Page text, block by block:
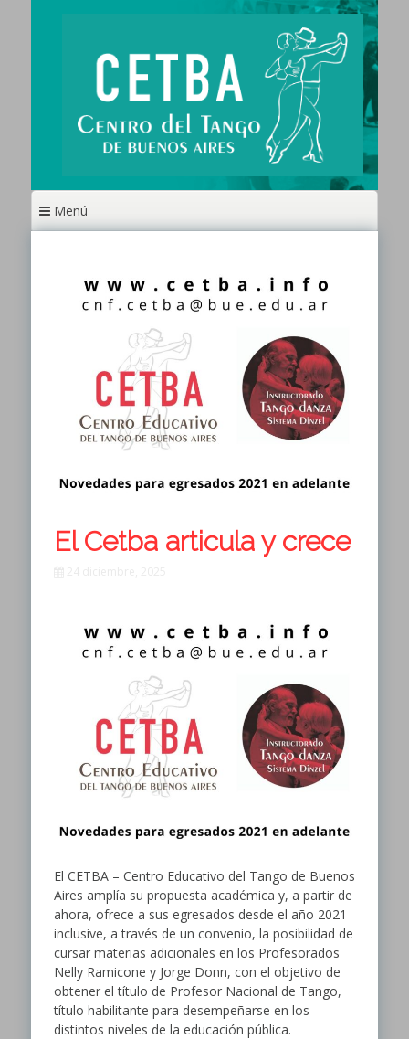
Menú
El Cetba articula y crece
El CETBA – Centro Educativo del Tango de Buenos
Aires amplía su propuesta académica y, a partir de
ahora, ofrece a sus egresados desde el año 2021
inclusive, a través de un convenio, la posibilidad de
cursar materias adicionales en los Profesorados
Nelly Ramicone y Jorge Donn, con el objetivo de
obtener el título de Profesor Nacional de Tango,
título habilitante para desempeñarse en los
distintos niveles de la educación pública.